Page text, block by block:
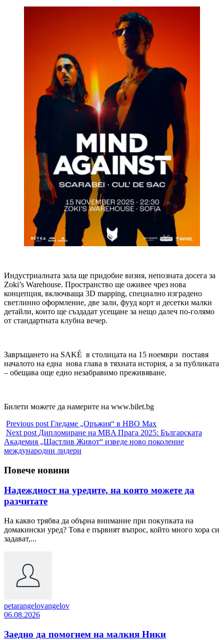
Индустриалната зала ще придобие визия, непозната досега за
Zoki’s Warehouse. Пространство ще оживее чрез нова
концепция, включваща 3D mapping, специално изградено
светлинно оформление, две зали, фууд корт и десетки малки
детайли, които ще създадат усещане за нещо далеч по-голямо
от стандартната клубна вечер.
Завръщането на SAKÉ в столицата на 15 ноември поставя
началото на една нова глава в тяхната история, а за публиката
– обещава още едно незабравимо преживяване.
Билети можете да намерите на www.bilet.bg
Previous post Гледаме „Оръжия“ в HBO Max
Next post Дипломиране на MBA Прага 2025: Българската
Академия „Щастлив Живот“ изведе ново поколение
международни лидери
Повече новини
Надеждност на уредите, на която можете да
разчитате
На какво трябва да обърна внимание при покупката на
домакински уред? Това е първият въпрос, който много хора си
задават,...
petarangelovangelov
06.08.2026
Заедно да помогнем на малкия Ники